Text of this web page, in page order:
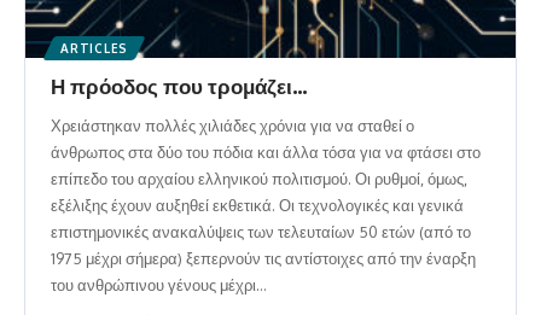
ARTICLES
Η πρόοδος που τρομάζει…
Χρειάστηκαν πολλές χιλιάδες χρόνια για να σταθεί ο
άνθρωπος στα δύο του πόδια και άλλα τόσα για να φτάσει στο
επίπεδο του αρχαίου ελληνικού πολιτισμού. Οι ρυθμοί, όμως,
εξέλιξης έχουν αυξηθεί εκθετικά. Οι τεχνολογικές και γενικά
επιστημονικές ανακαλύψεις των τελευταίων 50 ετών (από το
1975 μέχρι σήμερα) ξεπερνούν τις αντίστοιχες από την έναρξη
του ανθρώπινου γένους μέχρι…